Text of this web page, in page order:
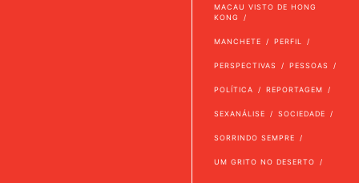
MACAU VISTO DE HONG
KONG
MANCHETE PERFIL
PERSPECTIVAS PESSOAS
POLÍTICA REPORTAGEM
SEXANÁLISE SOCIEDADE
SORRINDO SEMPRE
UM GRITO NO DESERTO